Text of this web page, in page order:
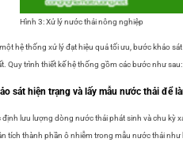
Hình 3: Xử lý nước thải nông nghiệp
hệ thống xử lý đạt hiệu quả tối ưu, bước khảo
Quy trình thiết kế hệ thống gồm các bước như sau:
sát hiện trạng và lấy mẫu nước thải để
định lưu lượng dòng nước thải phát sinh và chu kỳ
tích thành phần ô nhiễm trong mẫu nước thải như